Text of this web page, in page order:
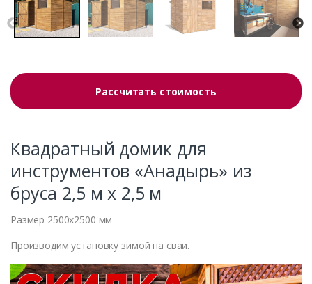
Рассчитать стоимость
Квадратный домик для
инструментов «Анадырь» из
бруса 2,5 м x 2,5 м
Размер 2500х2500 мм
Производим установку зимой на сваи.